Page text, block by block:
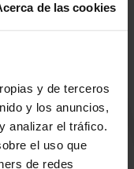
de las cookies
y de terceros
y los anuncios,
analizar el tráfico.
el uso que
de redes
del SASKI BASKONIA